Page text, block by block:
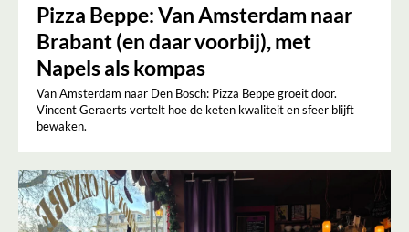
Pizza Beppe: Van Amsterdam naar
Brabant (en daar voorbij), met
Napels als kompas
Van Amsterdam naar Den Bosch: Pizza Beppe groeit door.
Vincent Geraerts vertelt hoe de keten kwaliteit en sfeer blijft
bewaken.